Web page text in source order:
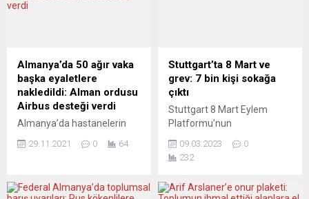
Almanya’da 50 ağır vaka
başka eyaletlere
nakledildi: Alman ordusu
Airbus desteği verdi
Almanya’da hastanelerin
yüklenme ve buna bağlı
tırmandırırken, Alman
29.11.2021 0 64
Stuttgart’ta 8 Mart ve
grev: 7 bin kişi sokağa
çıktı
Stuttgart 8 Mart Eylem
Platformu’nun
Stuttgart) düzenlediği
miting ve yürüyüşe yaklaşık
olduğu gibi, bu yıl da 8 Mart
09.03.2023
0
232